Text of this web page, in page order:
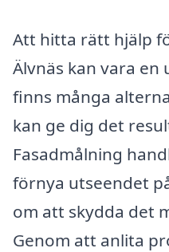
Att hitta rätt hjälp
Älvnäs kan vara
finns många
kan ge dig det
Fasadmålning
förnya utseendet
om att skydda det
Genom att anlita